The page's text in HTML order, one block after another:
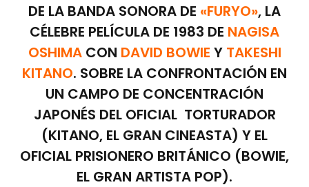
DE LA BANDA SONORA DE «FURYO», LA
CÉLEBRE PELÍCULA DE 1983 DE NAGISA
OSHIMACON DAVID BOWIE Y TAKESHI
KITANO. SOBRE LA CONFRONTACIÓN EN
UN CAMPO DE CONCENTRACIÓN
JAPONÉS DEL OFICIAL TORTURADOR
(KITANO, EL GRAN CINEASTA) Y EL
OFICIAL PRISIONERO BRITÁNICO (BOWIE,
EL GRAN ARTISTA POP).